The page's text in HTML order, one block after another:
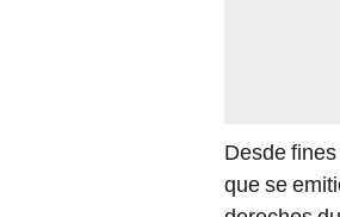
Desde
que se